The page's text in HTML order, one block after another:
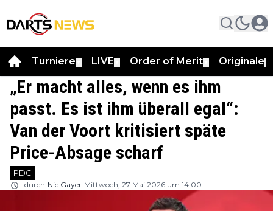
Turniere LIVE Order of Merit Originale
„Er macht alles, wenn es ihm
passt. Es ist ihm überall egal“:
Van der Voort kritisiert späte
Price-Absage scharf
PDC
durch Nic Gayer Mittwoch, 27 Mai 2026 um 14:00